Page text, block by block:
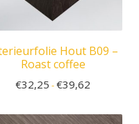
Hout B09 –
Roast coffee
€32,25 -€39,62